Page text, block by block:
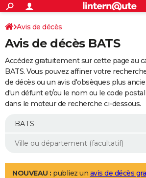
ACTUALITÉS
Politique
Société
Faits Divers
Education
Monde
Villes
+
SPORT
Coupe du monde 2026
Football
Tennis
Cyclisme
Rugby
Forum
Programme TV
TNT
Streaming
Cinéma
Sorties cinéma
Musique
+
FINANCE
Retraite
Impôts
Epargne
Immobilier
Risques naturels par ville
Banque
Assurance
Crédit
AUTO
Essais
Réserver un essai
Citadines
Berlines
SUV
Forum auto
+
Mobiles
Meilleur smartphone
Internet
Ordinateurs
Jeux vidéo
Guide high-tech
Aménagement intérieur
LIFESTYLE
Avis de décès
Avis de décès BATS
Accédez gratuitement sur cette page au
BATS. Vous pouvez affiner votre
de décès ou un avis d'obsèques plus
d'un défunt et/ou le nom ou le code
dans le moteur de recherche ci-dessous.
NOUVEAU : publiez un avis de décès